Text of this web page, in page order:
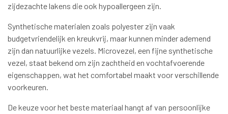
zijdezachte lakens die ook hypoallergeen zijn.
Synthetische materialen zoals polyester zijn vaak
budgetvriendelijk en kreukvrij, maar kunnen minder ademend
zijn dan natuurlijke vezels. Microvezel, een fijne synthetische
vezel, staat bekend om zijn zachtheid en vochtafvoerende
eigenschappen, wat het comfortabel maakt voor verschillende
voorkeuren.
De keuze voor het beste materiaal hangt af van persoonlijke